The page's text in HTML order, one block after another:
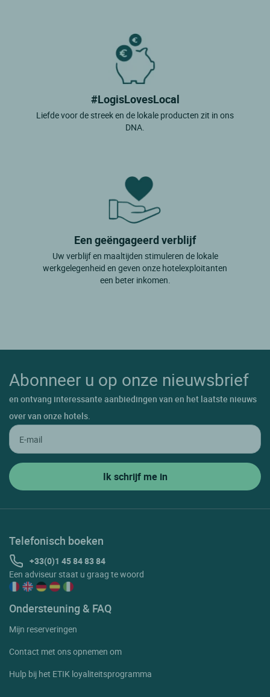
#LogisLovesLocal
Liefde voor de streek en de lokale producten zit in ons
DNA.
Een geëngageerd verblijf
Uw verblijf en maaltijden stimuleren de lokale
werkgelegenheid en geven onze hotelexploitanten
een beter inkomen.
Abonneer u op onze nieuwsbrief
en ontvang interessante aanbiedingen van en het laatste nieuws
over van onze hotels.
Telefonisch boeken
+33(0)1 45 84 83 84
Een adviseur staat u graag te woord
Ondersteuning & FAQ
Mijn reserveringen
Contact met ons opnemen om
Hulp bij het ETIK loyaliteitsprogramma